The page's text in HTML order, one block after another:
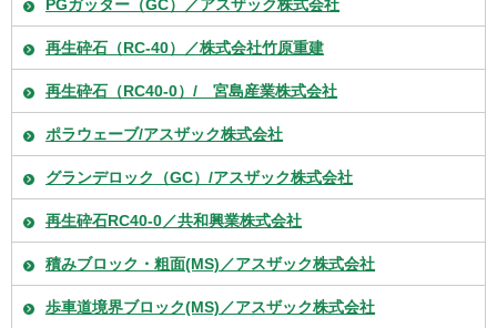
PGガッター（GC）／アスザック株式会社
再生砕石（RC-40）／株式会社竹原重建
再生砕石（RC40-0）/ 宮島産業株式会社
ポラウェーブ/アスザック株式会社
グランデロック（GC）/アスザック株式会社
再生砕石RC40-0／共和興業株式会社
積みブロック・粗面(MS)／アスザック株式会社
歩車道境界ブロック(MS)／アスザック株式会社